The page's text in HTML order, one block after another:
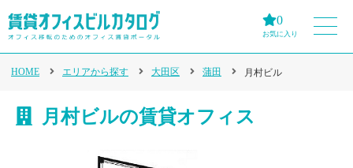
0
お気に入り
HOME エリアから探す 大田区 蒲田 月村ビル
月村ビルの賃貸オフィス